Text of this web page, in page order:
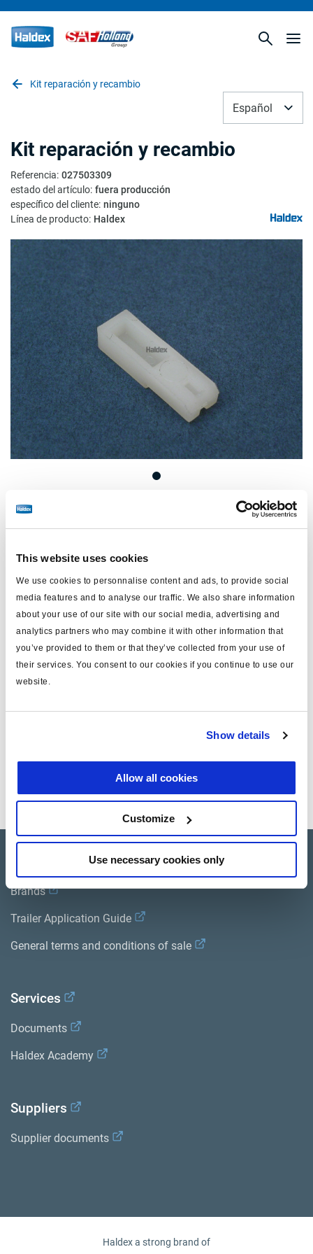
This website uses cookies
We use cookies to personnalise content and ads, to provide social
media features and to analyse our traffic. We also share information
about your use of our site with our social media, advertising and
analytics partners who may combine it with other information that
you’ve provided to them or that they’ve collected from your use of
their services. You consent to our cookies if you continue to use our
website.
Show details
Allow all cookies
Customize
Use necessary cookies only
Kit reparación y recambio
Español
Kit reparación y recambio
Referencia: 027503309
estado del artículo: fuera producción
específico del cliente: ninguno
Línea de producto: Haldex
Precio: Sin precio
Especificaciones técnicas
tipo llave inhibición
para versión ABS MODAL
Vea todas las publicaciones relacionadas en nuestra
Biblioteca bibliográfica de productos.
Product catalogue
Brands
Trailer Application Guide
General terms and conditions of sale
Services
Documents
Haldex Academy
Suppliers
Supplier documents
Haldex a strong brand of